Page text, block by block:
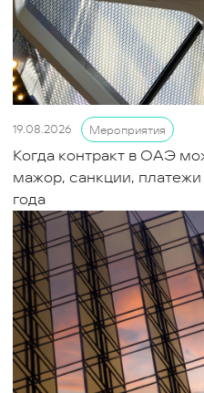
19.08.2026 Мероприятия
Когда контракт в ОАЭ
мажор, санкции,
года